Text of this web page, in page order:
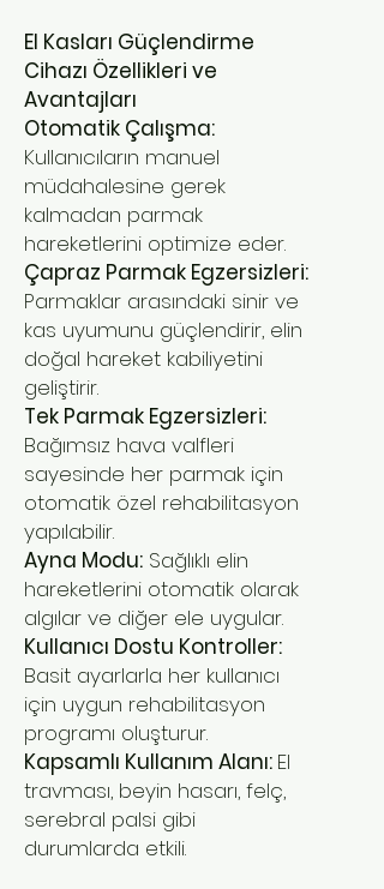
El Kasları Güçlendirme
Cihazı Özellikleri ve
Avantajları
Otomatik Çalışma:
Kullanıcıların manuel
müdahalesine gerek
kalmadan parmak
hareketlerini optimize eder.
Çapraz Parmak Egzersizleri:
Parmaklar arasındaki sinir ve
kas uyumunu güçlendirir, elin
doğal hareket kabiliyetini
geliştirir.
Tek Parmak Egzersizleri:
Bağımsız hava valfleri
sayesinde her parmak için
otomatik özel rehabilitasyon
yapılabilir.
Ayna Modu: Sağlıklı elin
hareketlerini otomatik olarak
algılar ve diğer ele uygular.
Kullanıcı Dostu Kontroller:
Basit ayarlarla her kullanıcı
için uygun rehabilitasyon
programı oluşturur.
Kapsamlı Kullanım Alanı: El
travması, beyin hasarı, felç,
serebral palsi gibi
durumlarda etkili.